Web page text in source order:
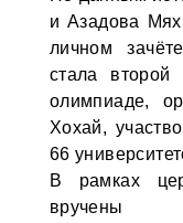
и Азадова
личном
стала
олимпиаде,
Хохай,
66
В рамках
вручены